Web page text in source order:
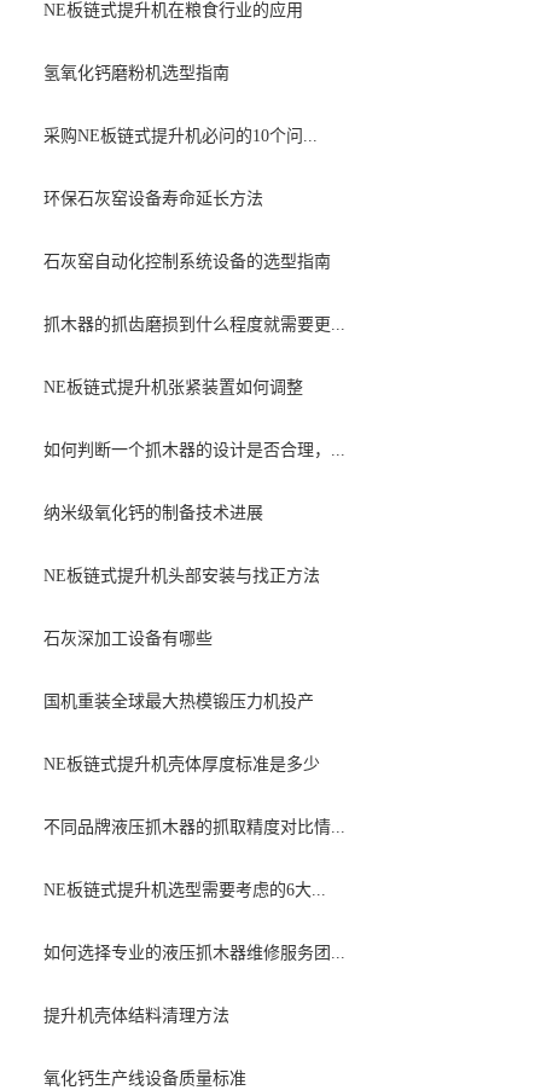
NE板链式提升机在粮食行业的应用
氢氧化钙磨粉机选型指南
采购NE板链式提升机必问的10个问...
环保石灰窑设备寿命延长方法
石灰窑自动化控制系统设备的选型指南
抓木器的抓齿磨损到什么程度就需要更...
NE板链式提升机张紧装置如何调整
如何判断一个抓木器的设计是否合理，...
纳米级氧化钙的制备技术进展
NE板链式提升机头部安装与找正方法
石灰深加工设备有哪些
国机重装全球最大热模锻压力机投产
NE板链式提升机壳体厚度标准是多少
不同品牌液压抓木器的抓取精度对比情...
NE板链式提升机选型需要考虑的6大...
如何选择专业的液压抓木器维修服务团...
提升机壳体结料清理方法
氧化钙生产线设备质量标准